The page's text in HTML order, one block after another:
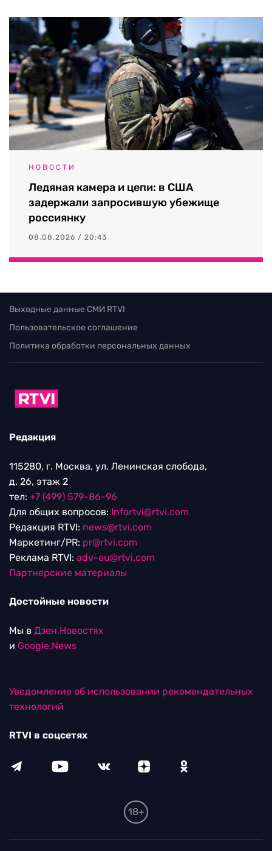
НОВОСТИ
Ледяная камера и цепи: в США
задержали запросившую убежище
россиянку
08.08.2026 / 20:43
Выходные данные СМИ RTVI
Пользовательское соглашение
Политика обработки персональных данных
Редакция
115280, г. Москва, ул. Ленинская слобода,
д. 26, этаж 2
тел: +7 (499) 579-86-96
Для общих вопросов: Infortvi@rtvi.com
Редакция RTVI: news@rtvi.com
Маркетинг/PR: pr@rtvi.com
Реклама RTVI: adv-eu@rtvi.com
Партнерские материалы
Достойные новости
Мы в Дзен.Новостях
и Google.News
Уведомление об использовании рекомендательных
технологий
RTVI в соцсетях
18+